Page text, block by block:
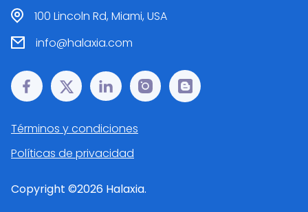
100 Lincoln Rd, Miami, USA
info@halaxia.com
Términos y condiciones
Políticas de privacidad
Copyright ©2026 Halaxia.